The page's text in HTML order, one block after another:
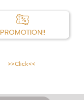
PROMOTION!!
>>Click<<